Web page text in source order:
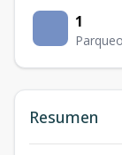
1
Parqueo
Resumen